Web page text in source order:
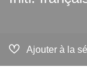
Ajouter à la